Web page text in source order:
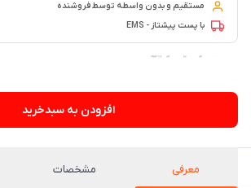
مستقیم و بدون واسطه توسط فروشنده
با پست پیشتاز - EMS
افزودن به سبدخرید
معرفی مشخصات